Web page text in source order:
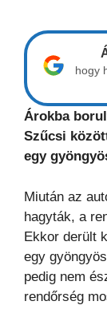
hogy
Árokba
Szűcsi
egy
Miután az
hagyták, a
Ekkor derült
egy
pedig nem
rendőrség